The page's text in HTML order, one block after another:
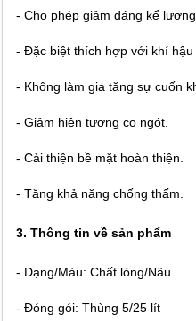
- Cho phép giảm đáng kể
- Đặc biệt thích hợp với khí hậu
- Không làm gia tăng sự cuốn
- Giảm hiện tượng co ngót.
- Cải thiện bề mặt hoàn thiện.
- Tăng khả năng chống thấm.
3. Thông tin về sản phẩm
- Dạng/Màu: Chất lỏng/Nâu
- Đóng gói: Thùng 5/25 lít